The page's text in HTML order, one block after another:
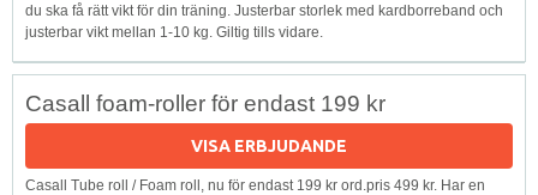
du ska få rätt vikt för din träning. Justerbar storlek med kardborreband och
justerbar vikt mellan 1-10 kg. Giltig tills vidare.
Casall foam-roller för endast 199 kr
VISA ERBJUDANDE
Casall Tube roll / Foam roll, nu för endast 199 kr ord.pris 499 kr. Har en